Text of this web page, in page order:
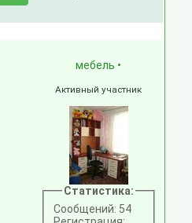
мебель •
Активный участник
Статистика:
Сообщений: 54